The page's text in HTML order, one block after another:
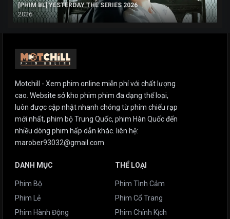
[PHIM BL] YESTERDAY THE SERIES 2026
2026
Motchill - Xem phim online miễn phí với chất lượng
cao. Website sở kho phim phim đa dạng thể loại,
luôn được cập nhật nhanh chóng từ phim chiếu rạp
mới nhất, phim bộ Trung Quốc, phim Hàn Quốc đến
nhiều dòng phim hấp dẫn khác. liên hệ:
marober93032@gmail.com
DANH MỤC
Phim Bộ
Phim Lẻ
Phim Hành Động
THỂ LOẠI
Phim Tình Cảm
Phim Cổ Trang
Phim Chính Kịch